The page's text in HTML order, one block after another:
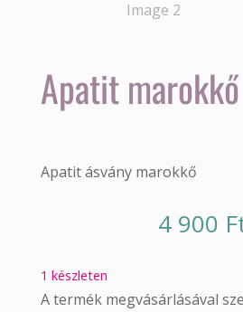
Apatit
Apatit ásvány marokkő
4 900
1 készleten
A termék megvásárlásával